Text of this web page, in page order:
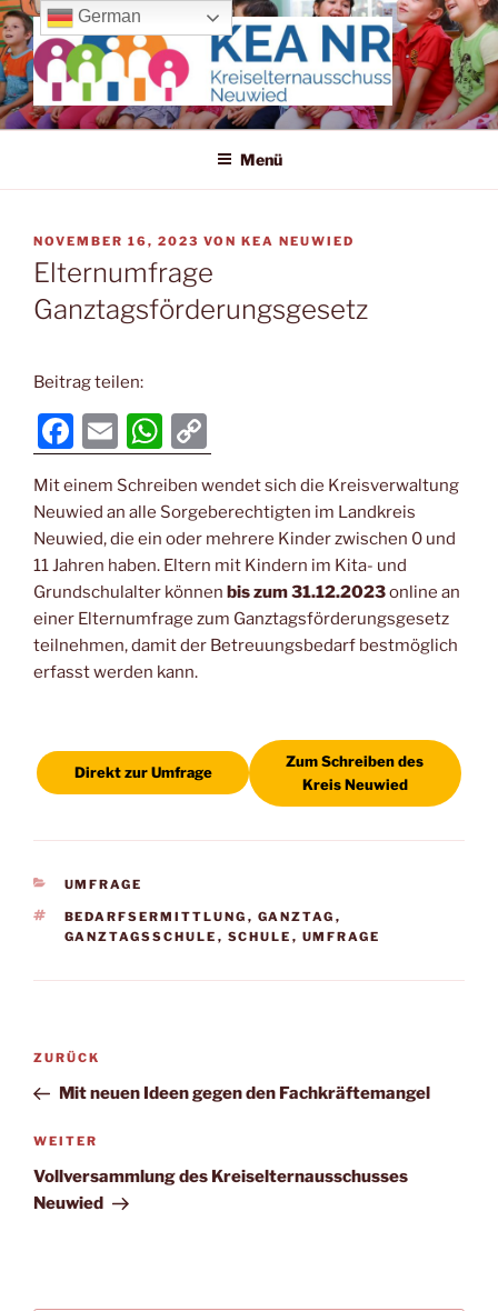
Zum
Inhalt
springen
KREISELTERNAUSSCHUSS
Wir machen uns für die Kleinen stark!
Menü
VERÖFFENTLICHT
AM
NOVEMBER 16, 2023 VON KEA NEUWIED
Elternumfrage
Ganztagsförderungsgesetz
Beitrag teilen:
F
a
c
e
b
o
o
k
E
m
ai
l
W
h
at
s
A
p
p
o
p
y
Li
n
k
Mit einem Schreiben wendet sich die Kreisverwaltung
Neuwied an alle Sorgeberechtigten im Landkreis
Neuwied, die ein oder mehrere Kinder zwischen 0 und
11 Jahren haben. Eltern mit Kindern im Kita- und
Grundschulalter können bis zum 31.12.2023online an
einer Elternumfrage zum Ganztagsförderungsgesetz
teilnehmen, damit der Betreuungsbedarf bestmöglich
erfasst werden kann.
Direkt zur Umfrage
Zum Schreiben des
Kreis Neuwied
KATEGORIEN
UMFRAGE
SCHLAGWÖRTER
BEDARFSERMITTLUNG , GANZTAG ,
GANZTAGSSCHULE , SCHULE , UMFRAGE
Beitrags-
Vorheriger
Beitrag
ZURÜCK
Mit neuen Ideen gegen den Fachkräftemangel
Nächster
Beitrag
WEITER
Vollversammlung des Kreiselternausschusses
Neuwied
German